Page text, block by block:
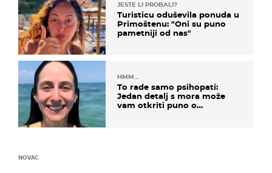
JESTE LI PROBALI?
Turisticu oduševila ponuda u
Primoštenu: "Oni su puno
pametniji od nas"
HMM…
To rade samo psihopati:
Jedan detalj s mora može
vam otkriti puno o
NOVAC